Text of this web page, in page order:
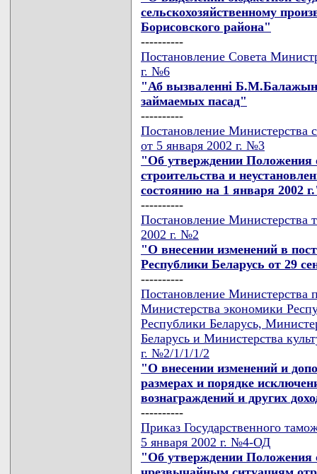
сельскохозяйственному
Борисовского района"
----------
Постановление Совета
г. №6
"Аб вызваленнi
займаемых пасад"
----------
Постановление Министерства
от 5 января 2002 г. №3
"Об утверждении Положения
строительства и
состоянию на 1 января 2002
----------
Постановление Министерства
2002 г. №2
"О внесении изменений в
Республики Беларусь от 29
----------
Постановление Министерства
Министерства экономики
Республики Беларусь,
Беларусь и Министерства
г. №2/1/1/1/2
"О внесении изменений и
размерах и порядке
вознаграждений и других
----------
Приказ Государственного
5 января 2002 г. №4-ОД
"Об утверждении Положения